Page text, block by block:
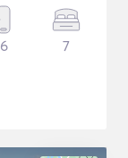
6 7